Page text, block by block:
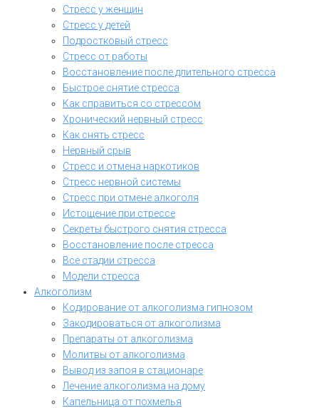
Стресс у женщин
Стресс у детей
Подростковый стресс
Стресс от работы
Восстановление после длительного стресса
Быстрое снятие стресса
Как справиться со стрессом
Хронический нервный стресс
Как снять стресс
Нервный срыв
Стресс и отмена наркотиков
Стресс нервной системы
Стресс при отмене алкоголя
Истощение при стрессе
Секреты быстрого снятия стресса
Восстановление после стресса
Все стадии стресса
Модели стресса
Алкоголизм
Кодирование от алкоголизма гипнозом
Закодироваться от алкоголизма
Препараты от алкоголизма
Молитвы от алкоголизма
Вывод из запоя в стационаре
Лечение алкоголизма на дому
Капельница от похмелья